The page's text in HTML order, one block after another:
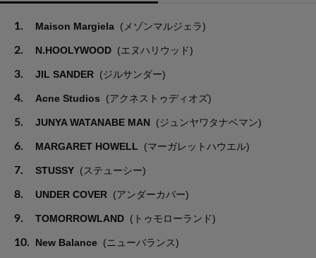
1. Maison Margiela (メゾンマルジェラ)
2. N.HOOLYWOOD (エヌハリウッド)
3. JIL SANDER (ジルサンダー)
4. Acne Studios (アクネストゥディオズ)
5. JUNYA WATANABE MAN (ジュンヤワタナベマン)
6. MARGARET HOWELL (マーガレットハウエル)
7. STUSSY (ステューシー)
8. UNDER COVER (アンダーカバー)
9. TOMORROWLAND (トゥモローランド)
10. New Balance (ニューバランス)